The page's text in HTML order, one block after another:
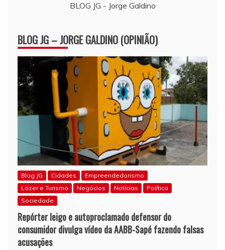
BLOG JG - Jorge Galdino
BLOG JG – JORGE GALDINO (OPINIÃO)
Blog JG Cidades
Empreendedorismo
Lazer e Turismo
Negócios Notícias
Política
Sociedade
Repórter leigo e autoproclamado defensor do
consumidor divulga vídeo da AABB-Sapé fazendo falsas
acusações